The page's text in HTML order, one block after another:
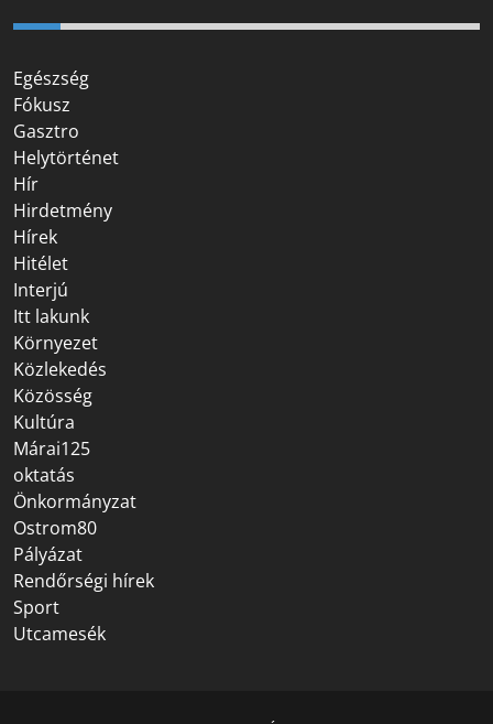
Egészség
Fókusz
Gasztro
Helytörténet
Hír
Hirdetmény
Hírek
Hitélet
Interjú
Itt lakunk
Környezet
Közlekedés
Közösség
Kultúra
Márai125
oktatás
Önkormányzat
Ostrom80
Pályázat
Rendőrségi hírek
Sport
Utcamesék